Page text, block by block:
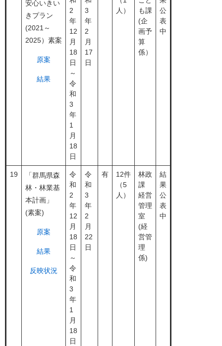
安心いきい
きプラン
(2021～
2025）素案
原案
結果
2
年
12
月
18
日
～
令
和
3
年
1
月
18
日
3
年
2
月
17
日
人）
も課
(企
画予
算
係）
公
表
中
19
「群馬県森
林・林業基
本計画」
(素案)
原案
結果
反映状況
令
和
2
年
12
月
18
日
～
令
和
3
年
1
月
18
日
令
和
3
年
2
月
22
日
有
12件
（5
人）
林政
課
経営
管理
室
(経
営管
理
係)
結
果
公
表
中